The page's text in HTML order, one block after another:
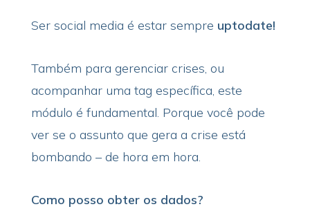
Ser social media é estar sempre uptodate!
Também para gerenciar crises, ou
acompanhar uma tag específica, este
módulo é fundamental. Porque você pode
ver se o assunto que gera a crise está
bombando – de hora em hora.
Como posso obter os dados?